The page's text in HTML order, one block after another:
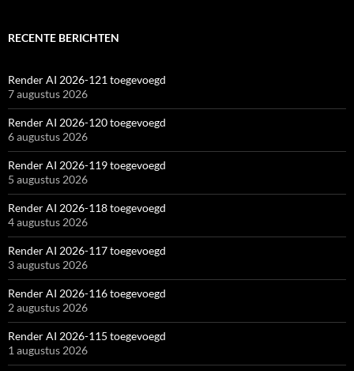
RECENTE BERICHTEN
Render AI 2026-121 toegevoegd
7 augustus 2026
Render AI 2026-120 toegevoegd
6 augustus 2026
Render AI 2026-119 toegevoegd
5 augustus 2026
Render AI 2026-118 toegevoegd
4 augustus 2026
Render AI 2026-117 toegevoegd
3 augustus 2026
Render AI 2026-116 toegevoegd
2 augustus 2026
Render AI 2026-115 toegevoegd
1 augustus 2026